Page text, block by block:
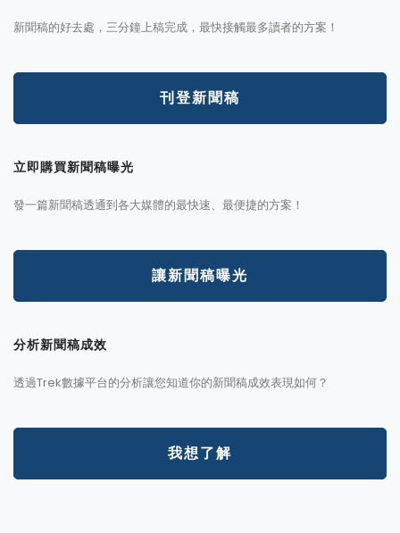
新聞稿的好去處，三分鐘上稿完成，最快接觸最多讀者的方案！
刊登新聞稿
立即購買新聞稿曝光
發一篇新聞稿透通到各大媒體的最快速、最便捷的方案！
讓新聞稿曝光
分析新聞稿成效
透過Trek數據平台的分析讓您知道你的新聞稿成效表現如何？
我想了解